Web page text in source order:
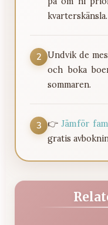
kvarterskänsla.
2
Undvik de
och boka
sommaren.
3 👉Jämför
gratis